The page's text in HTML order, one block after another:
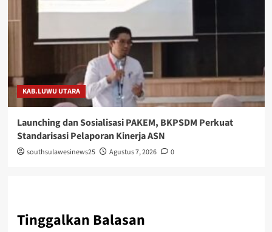
KAB.LUWU UTARA
Launching dan Sosialisasi PAKEM, BKPSDM Perkuat
Standarisasi Pelaporan Kinerja ASN
southsulawesinews25 Agustus 7, 2026 0
Tinggalkan Balasan